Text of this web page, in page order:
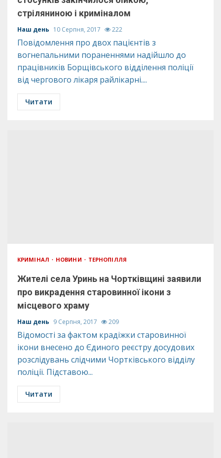
стріляниною і криміналом
Наш день 10 Серпня, 2017 222
Повідомлення про двох пацієнтів з
вогнепальними пораненнями надійшло до
працівників Борщівського відділення поліції
від чергового лікаря райлікарні....
Читати
КРИМІНАЛ НОВИНИ ТЕРНОПІЛЛЯ
Жителі села Уринь на Чортківщині заявили
про викрадення старовинної ікони з
місцевого храму
Наш день 9 Серпня, 2017 209
Відомості за фактом крадіжки старовинної
ікони внесено до Єдиного реєстру досудових
розслідувань слідчими Чортківського відділу
поліції. Підставою...
Читати